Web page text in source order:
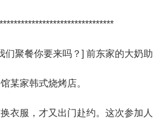
聚餐你要来吗？] 前东家的大奶助
某家韩式烧烤店。
服，才又出门赴约。这次参加人